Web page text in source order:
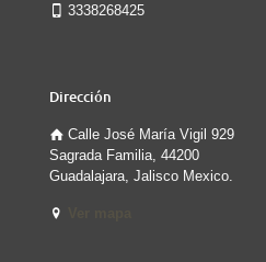
3338268425
Dirección
Calle José María Vigil 929
Sagrada Familia, 44200
Guadalajara, Jalisco Mexico.